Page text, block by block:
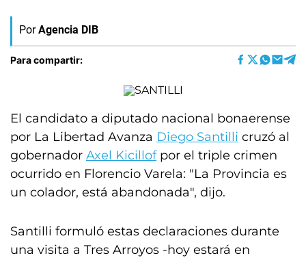
Por Agencia DIB
Para compartir:
El candidato a diputado nacional bonaerense
por La Libertad Avanza Diego Santilli cruzó al
gobernador Axel Kicillofpor el triple crimen
ocurrido en Florencio Varela: "La Provincia es
un colador, está abandonada", dijo.
Santilli formuló estas declaraciones durante
una visita a Tres Arroyos -hoy estará en